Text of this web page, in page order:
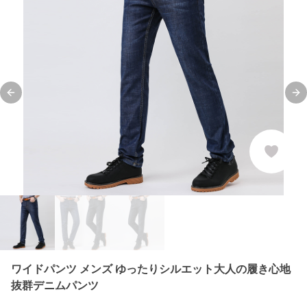
Previous slide
ワイドパンツ メンズ ゆったりシルエット大人の履き心地
抜群デニムパンツ